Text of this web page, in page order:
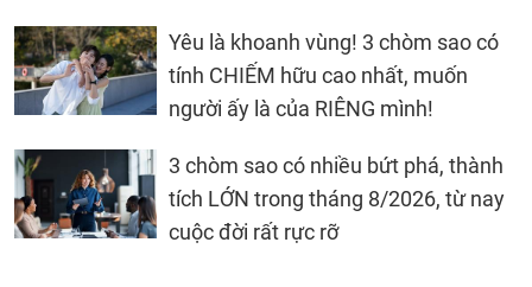
Yêu là khoanh vùng! 3 chòm sao có
tính CHIẾM hữu cao nhất, muốn
người ấy là của RIÊNG mình!
3 chòm sao có nhiều bứt phá, thành
tích LỚN trong tháng 8/2026, từ nay
cuộc đời rất rực rỡ